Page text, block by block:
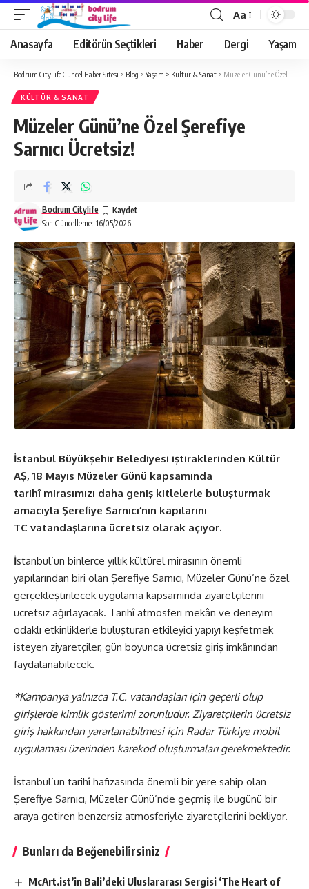
Aa
Anasayfa Editörün Seçtikleri Haber Dergi Yaşam
Bodrum CityLife Güncel Haber Sitesi > Blog >Yaşam > Kültür & Sanat > Müzeler Günü’ne Özel Şerefiye Sarnıcı Ücretsiz!
KÜLTÜR & SANAT
Müzeler Günü’ne Özel Şerefiye
Sarnıcı Ücretsiz!
Son Güncelleme: 16/05/2026
Bodrum Citylife
İstanbul Büyükşehir Belediyesi iştiraklerinden Kültür
AŞ, 18 Mayıs Müzeler Günü kapsamında
tarihî mirasımızı daha geniş kitlelerle buluşturmak
amacıyla Şerefiye Sarnıcı’nın kapılarını
TC vatandaşlarına ücretsiz olarak açıyor.
İstanbul’un binlerce yıllık kültürel mirasının önemli
yapılarından biri olan Şerefiye Sarnıcı, Müzeler Günü’ne özel
gerçekleştirilecek uygulama kapsamında ziyaretçilerini
ücretsiz ağırlayacak. Tarihî atmosferi mekân ve deneyim
odaklı etkinliklerle buluşturan etkileyici yapıyı keşfetmek
isteyen ziyaretçiler, gün boyunca ücretsiz giriş imkânından
faydalanabilecek.
*Kampanya yalnızca T.C. vatandaşları için geçerli olup
girişlerde kimlik gösterimi zorunludur. Ziyaretçilerin ücretsiz
giriş hakkından yararlanabilmesi için Radar Türkiyemobil
uygulaması üzerinden karekod oluşturmaları gerekmektedir.
İstanbul’un tarihî hafızasında önemli bir yere sahip olan
Şerefiye Sarnıcı, Müzeler Günü’nde geçmiş ile bugünü bir
araya getiren benzersiz atmosferiyle ziyaretçilerini bekliyor.
Bunları da Beğenebilirsiniz
McArt.ist’in Bali’deki Uluslararası Sergisi ‘The Heart of